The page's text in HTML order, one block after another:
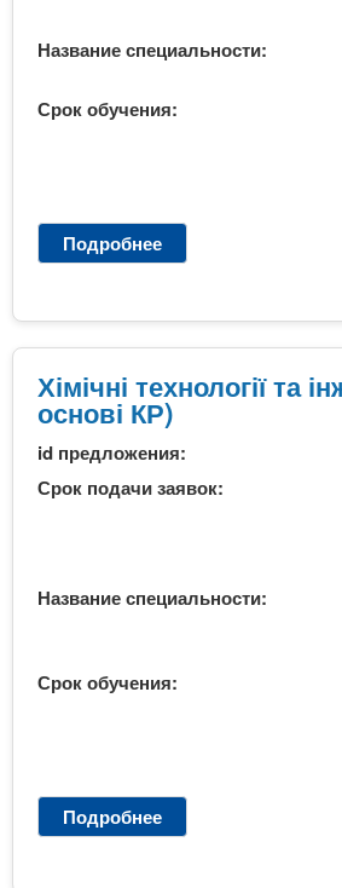
.
Название специальности:
Срок обучения:
Подробнее
Б
О
О
б
с
л
у
г
в
а
я
е
Хімічні технології та
основі КР)
id предложения:
Срок подачи заявок:
Название специальности:
Срок обучения:
Подробнее
Х